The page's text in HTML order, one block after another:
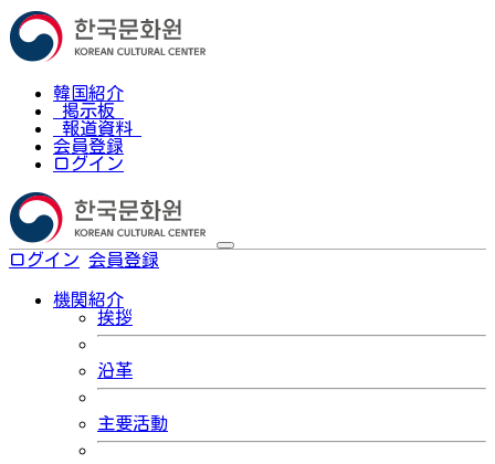
韓国紹介
掲示板
報道資料
会員登録
ログイン
ログイン 会員登録
機関紹介
挨拶
沿革
主要活動